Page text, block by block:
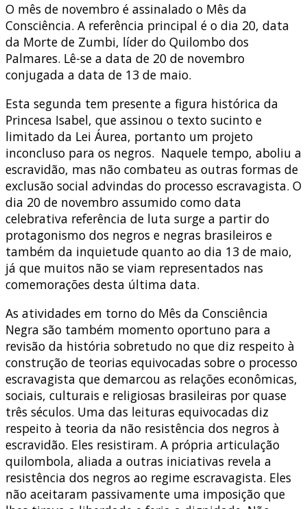
O mês de novembro é assinalado o Mês da
Consciência. A referência principal é o dia 20, data
da Morte de Zumbi, líder do Quilombo dos
Palmares. Lê-se a data de 20 de novembro
conjugada a data de 13 de maio.
Esta segunda tem presente a figura histórica da
Princesa Isabel, que assinou o texto sucinto e
limitado da Lei Áurea, portanto um projeto
inconcluso para os negros. Naquele tempo, aboliu a
escravidão, mas não combateu as outras formas de
exclusão social advindas do processo escravagista. O
dia 20 de novembro assumido como data
celebrativa referência de luta surge a partir do
protagonismo dos negros e negras brasileiros e
também da inquietude quanto ao dia 13 de maio,
já que muitos não se viam representados nas
comemorações desta última data.
As atividades em torno do Mês da Consciência
Negra são também momento oportuno para a
revisão da história sobretudo no que diz respeito à
construção de teorias equivocadas sobre o processo
escravagista que demarcou as relações econômicas,
sociais, culturais e religiosas brasileiras por quase
três séculos. Uma das leituras equivocadas diz
respeito à teoria da não resistência dos negros à
escravidão. Eles resistiram. A própria articulação
quilombola, aliada a outras iniciativas revela a
resistência dos negros ao regime escravagista. Eles
não aceitaram passivamente uma imposição que